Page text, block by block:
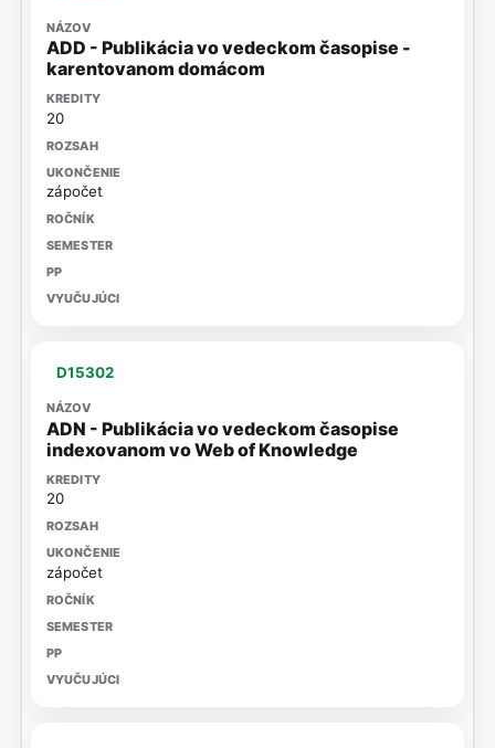
ADD - Publikácia vo vedeckom časopise -
karentovanom domácom
20
zápočet
D15302
ADN - Publikácia vo vedeckom časopise
indexovanom vo Web of Knowledge
20
zápočet